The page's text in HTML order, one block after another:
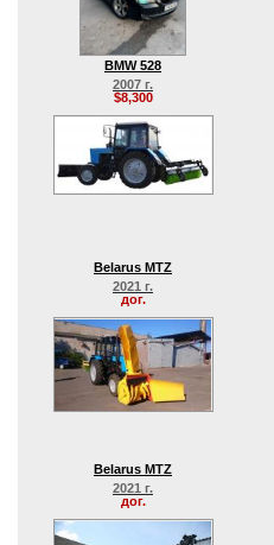
BMW 528
2007 г.
$8,300
Belarus MTZ
2021 г.
дог.
Belarus MTZ
2021 г.
дог.